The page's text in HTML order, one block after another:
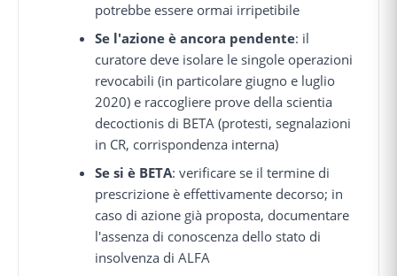
potrebbe essere ormai irripetibile
Se l'azione è ancora pendente: il
curatore deve isolare le singole operazioni
revocabili (in particolare giugno e luglio
2020) e raccogliere prove della scientia
decoctionis di BETA (protesti, segnalazioni
in CR, corrispondenza interna)
Se si è BETA: verificare se il termine di
prescrizione è effettivamente decorso; in
caso di azione già proposta, documentare
l'assenza di conoscenza dello stato di
insolvenza di ALFA